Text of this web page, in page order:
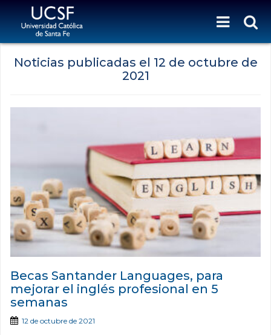
Noticias publicadas el 12 de octubre de
2021
Becas Santander Languages, para
mejorar el inglés profesional en 5
semanas
12 de octubre de 2021